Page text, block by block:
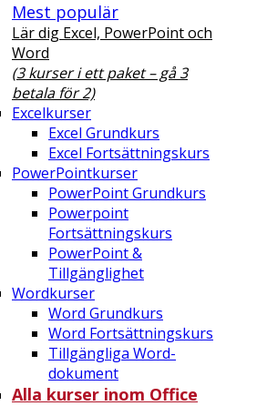
Mest populär
Lär dig Excel, PowerPoint och
Word
(3 kurser i ett paket – gå 3
betala för 2)
Excelkurser
Excel Grundkurs
Excel Fortsättningskurs
PowerPointkurser
PowerPoint Grundkurs
Powerpoint
Fortsättningskurs
PowerPoint &
Tillgänglighet
Wordkurser
Word Grundkurs
Word Fortsättningskurs
Tillgängliga Word-
dokument
Alla kurser inom Office